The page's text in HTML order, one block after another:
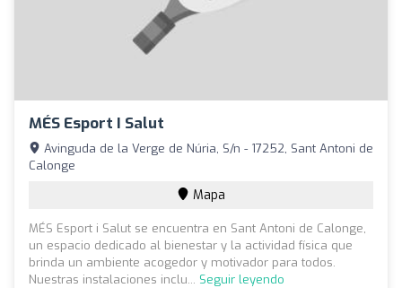
MÉS Esport I Salut
Avinguda de la Verge de Núria, S/n - 17252, Sant Antoni de
Calonge
Mapa
MÉS Esport i Salut se encuentra en Sant Antoni de Calonge,
un espacio dedicado al bienestar y la actividad física que
brinda un ambiente acogedor y motivador para todos.
Nuestras instalaciones inclu... Seguir leyendo